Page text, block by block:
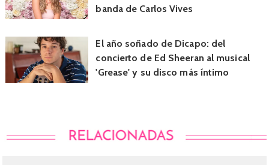
banda de Carlos Vives
El año soñado de Dicapo: del
concierto de Ed Sheeran al musical
'Grease' y su disco más íntimo